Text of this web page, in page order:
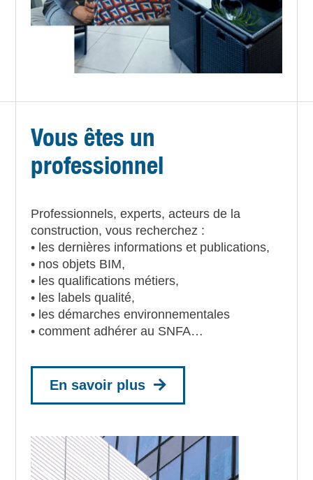
Vous êtes un
professionnel
Professionnels, experts, acteurs de la
construction, vous recherchez :
• les dernières informations et publications,
• nos objets BIM,
• les qualifications métiers,
• les labels qualité,
• les démarches environnementales
• comment adhérer au SNFA…
En savoir plus